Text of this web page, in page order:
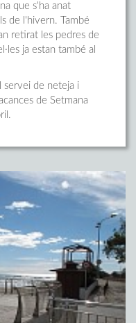
que s'ha anat
de l'hivern. També
retirat les pedres de
ja estan també al
servei de neteja i
de Setmana